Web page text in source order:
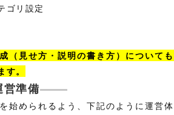
ゴリ設定
（見せ方・説明の書き方）についても
。
営準備
始められるよう、下記のように運営体